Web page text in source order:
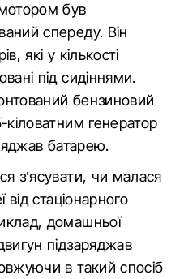
був
спереду. Він
які у кількості
під сидіннями.
бензиновий
генератор
батарею.
з’ясувати, чи малася
від стаціонарного
домашньої
підзаряджав
в такий спосіб